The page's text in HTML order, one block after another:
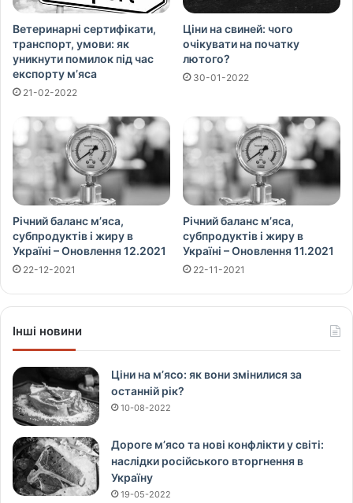
Ветеринарні сертифікати,
транспорт, умови: як
уникнути помилок під час
експорту м’яса
21-02-2022
Ціни на свиней: чого
очікувати на початку
лютого?
30-01-2022
Річний баланс м’яса,
субпродуктів і жиру в
Україні – Оновлення 12.2021
22-12-2021
Річний баланс м’яса,
субпродуктів і жиру в
Україні – Оновлення 11.2021
22-11-2021
Інші новини
Ціни на м’ясо: як вони змінилися за
останній рік?
10-08-2022
Дороге м’ясо та нові конфлікти у світі:
наслідки російського вторгнення в
Україну
19-05-2022